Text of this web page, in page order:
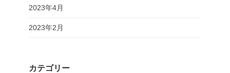
2023年4月
2023年2月
カテゴリー